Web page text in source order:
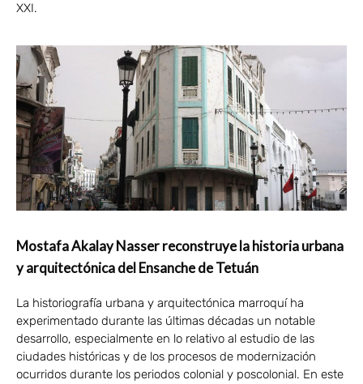
XXI.
Mostafa Akalay Nasser reconstruye la historia urbana
y arquitectónica del Ensanche de Tetuán
La historiografía urbana y arquitectónica marroquí ha
experimentado durante las últimas décadas un notable
desarrollo, especialmente en lo relativo al estudio de las
ciudades históricas y de los procesos de modernización
ocurridos durante los periodos colonial y poscolonial. En este